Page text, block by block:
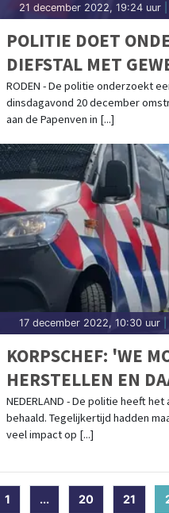
21 december 2022, 19:24 uur
POLITIE DOET
DIEFSTAL MET
RODEN - De politie onderzoekt
dinsdagavond 20 december
aan de Papenven in [...]
17 december 2022, 10:30 uur
KORPSCHEF: 'WE
HERSTELLEN EN
NEDERLAND - De politie heeft
behaald. Tegelijkertijd hadden
veel impact op [...]
1 ... 20 21